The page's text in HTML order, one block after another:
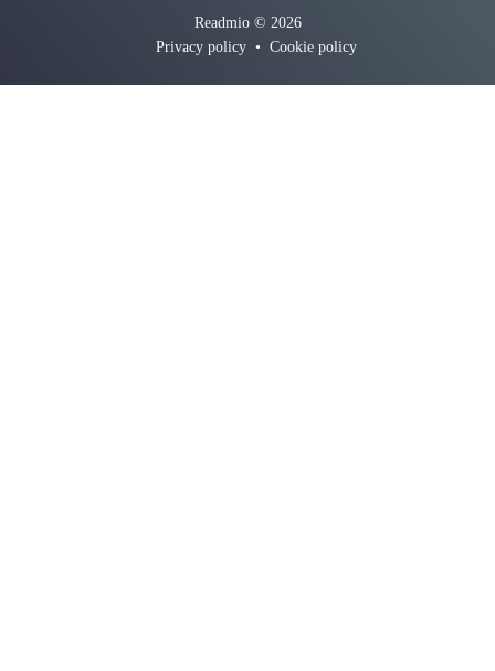
Readmio © 2026
Privacy policy • Cookie policy